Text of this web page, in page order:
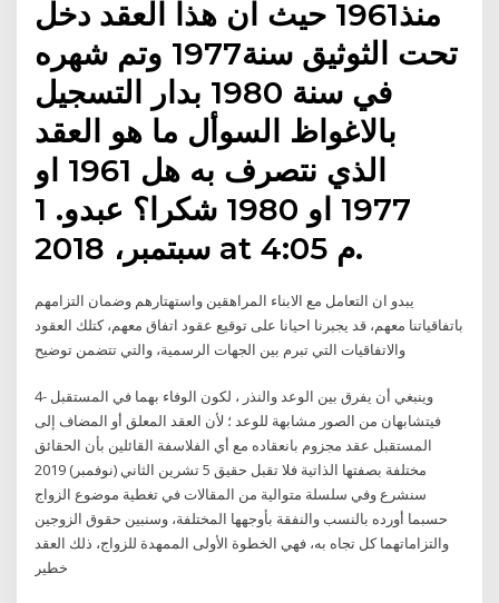
منذ1961 حيث ان هذا العقد دخل
تحت الثوثيق سنة1977 وتم شهره
في سنة 1980 بدار التسجيل
بالاغواظ السوأل ما هو العقد
الذي نتصرف به هل 1961 او
1977 او 1980 شكرا؟ عبدو. 1
سبتمبر، 2018 at 4:05 م.
يبدو ان التعامل مع الابناء المراهقين واستهتارهم وضمان التزامهم
باتفاقياتنا معهم، قد يجبرنا احيانا على توقيع عقود اتفاق معهم، كتلك العقود
والاتفاقيات التي تبرم بين الجهات الرسمية، والتي تتضمن توضيح
4- وينبغي أن يفرق بين الوعد والنذر ، لكون الوفاء بهما في المستقبل
فيتشابهان من الصور مشابهة للوعد ؛ لأن العقد المعلق أو المضاف إلى
المستقبل عقد مجزوم بانعقاده مع أي الفلاسفة القائلين بأن الحقائق
مختلفة بصفتها الذاتية فلا تقبل حقيق 5 تشرين الثاني (نوفمبر) 2019
سنشرع وفي سلسلة متوالية من المقالات في تغطية موضوع الزواج
حسبما أورده بالنسب والنفقة بأوجهها المختلفة، وسنبين حقوق الزوجين
والتزاماتهما كل تجاه به، فهي الخطوة الأولى الممهدة للزواج، ذلك العقد
خطير